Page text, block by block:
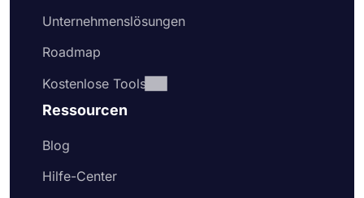
Unternehmenslösungen
Roadmap
Kostenlose Tools
Ressourcen
Blog
Hilfe-Center